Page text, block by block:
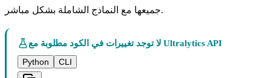
جميعها مع النماذج الشاملة بشكل مباشر.
لا توجد تغييرات في الكود مطلوبة مع Ultralytics API
Python
CLI